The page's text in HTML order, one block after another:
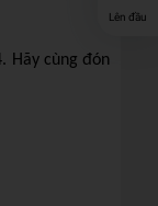
Lên đầu
Hãy cùng đón